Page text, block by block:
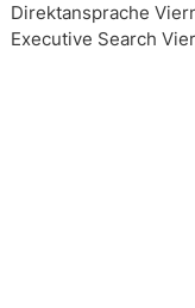
Direktansprache
Executive Search